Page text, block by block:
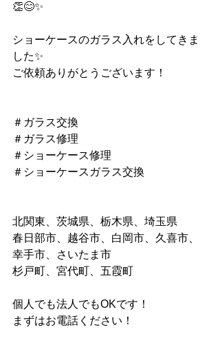
👏😊✨
ショーケースのガラス入れをしてきま
した✨
ご依頼ありがとうございます！
＃ガラス交換
＃ガラス修理
＃ショーケース修理
＃ショーケースガラス交換
北関東、茨城県、栃木県、埼玉県
春日部市、越谷市、白岡市、久喜市、
幸手市、さいたま市
杉戸町、宮代町、五霞町
個人でも法人でもOKです！
まずはお電話ください！